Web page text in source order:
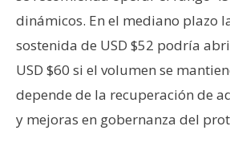
dinámicos. En el mediano plazo
sostenida de USD $52 podría
USD $60 si el volumen se
depende de la recuperación de
y mejoras en gobernanza del